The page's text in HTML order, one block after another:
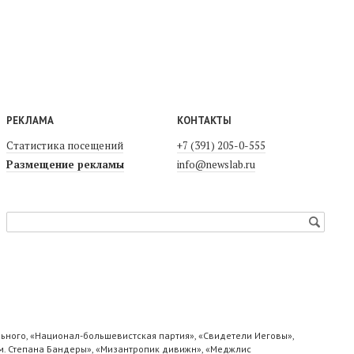
РЕКЛАМА
Статистика посещений
Размещение рекламы
КОНТАКТЫ
+7 (391) 205-0-555
info@newslab.ru
«Национал-большевистская партия», «Свидетели Иеговы»,
Степана Бандеры», «Мизантропик дивижн», «Меджлис